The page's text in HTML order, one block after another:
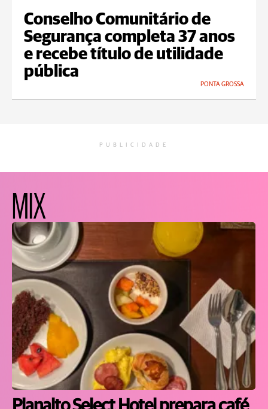
Conselho Comunitário de
Segurança completa 37 anos
e recebe título de utilidade
pública
PONTA GROSSA
PUBLICIDADE
MIX